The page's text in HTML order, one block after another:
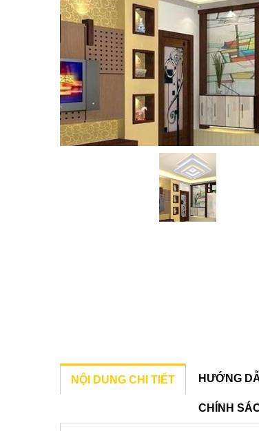
NỘI DUNG CHI TIẾT HƯỚNG
CHÍNH